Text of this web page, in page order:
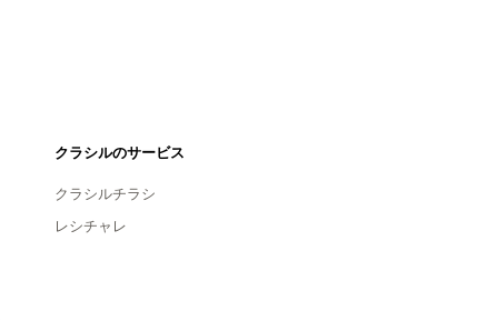
クラシルのサービス
クラシルチラシ
レシチャレ